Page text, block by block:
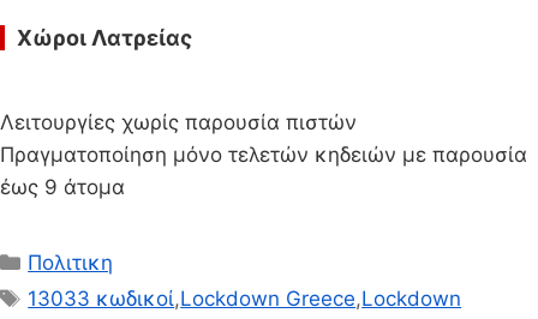
Χώροι Λατρείας
Λειτουργίες χωρίς παρουσία πιστών
Πραγματοποίηση μόνο τελετών κηδειών με παρουσία
έως 9 άτομα
Κατηγορίες
Πολιτικη
Ετικέτες
13033 κωδικοί,Lockdown Greece,Lockdown